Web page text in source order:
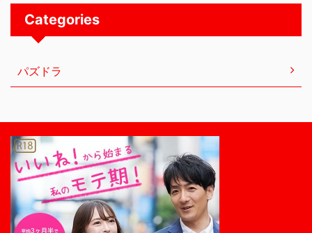
Categories
パズドラ